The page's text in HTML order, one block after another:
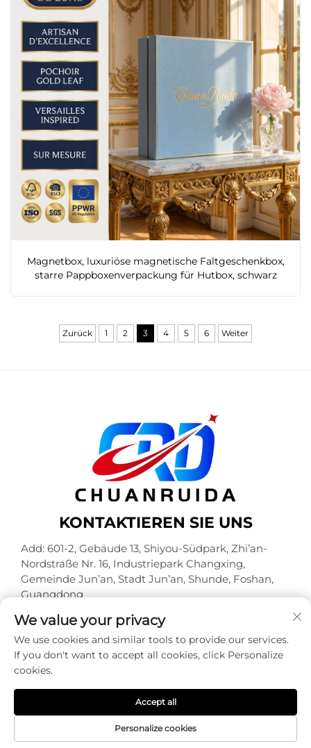
Magnetbox, luxuriöse magnetische Faltgeschenkbox,
starre Pappboxenverpackung für Hutbox, schwarz
Zurück 1 2 3 4 5 6 Weiter
KONTAKTIEREN SIE UNS
Add: 601-2, Gebäude 13, Shiyou-Südpark, Zhi’an-
Nordstraße Nr. 16, Industriepark Changxing,
Gemeinde Jun’an, Stadt Jun’an, Shunde, Foshan,
Guangdong
Tel.: +86-18320933590
E-Mail:[email protected]
Urheberrechte © Foshan Chuanruida Verpackung Co.,
Ltd. Alle Rechte vorbehalten -
We value your privacy
We use cookies and similar tools to provide our services.
If you don't want to accept all cookies, click Personalize
cookies.
Personalize cookies
Accept all